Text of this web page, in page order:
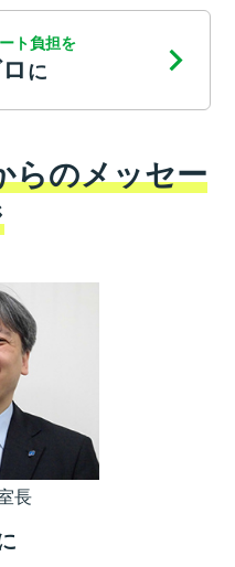
ト負担を
に
らのメッセー
長